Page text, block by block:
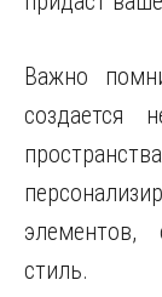
Важно
создается
стиль.